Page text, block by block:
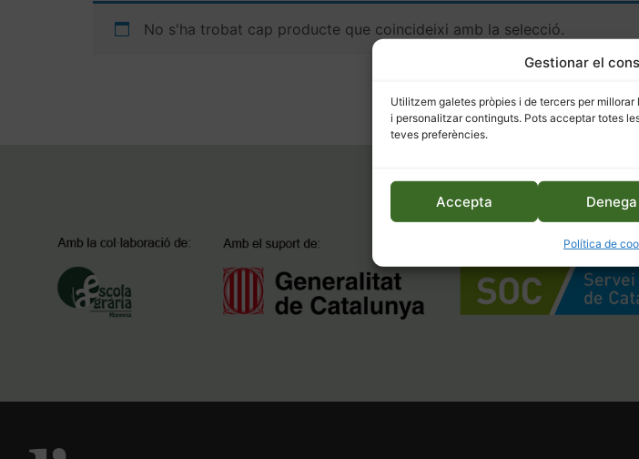
Gestionar el
Utilitzem galetes pròpies i de tercers per
i personalitzar continguts. Pots acceptar totes
teves preferències.
Accepta Denega
Política de
No s'ha trobat cap producte que coincideixi amb la selecció.